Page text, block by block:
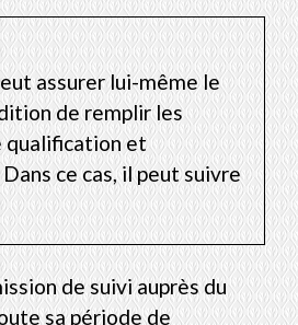
assurer lui-même le
de remplir les
qualification et
ce cas, il peut suivre
de suivi auprès du
sa période de